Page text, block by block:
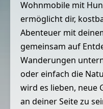
Wohnmobile mit
ermöglicht dir,
Abenteuer mit
gemeinsam auf
Wanderungen
oder einfach die
wird es lieben, neue
an deiner Seite zu